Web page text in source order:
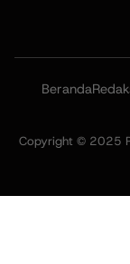
Beranda
Copyright © 2025